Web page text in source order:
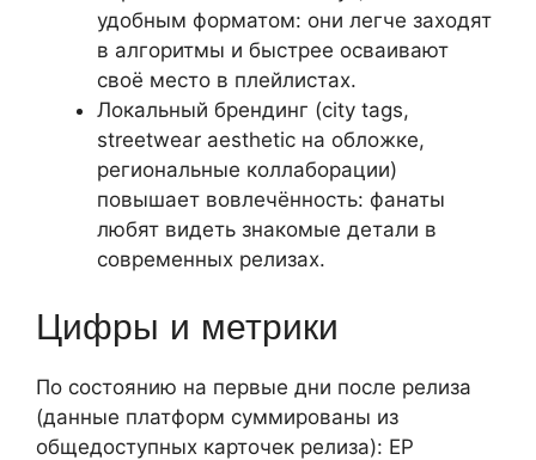
удобным форматом: они легче заходят
в алгоритмы и быстрее осваивают
своё место в плейлистах.
Локальный брендинг (city tags,
streetwear aesthetic на обложке,
региональные коллаборации)
повышает вовлечённость: фанаты
любят видеть знакомые детали в
современных релизах.
Цифры и метрики
По состоянию на первые дни после релиза
(данные платформ суммированы из
общедоступных карточек релиза): EP